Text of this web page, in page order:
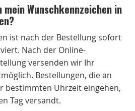
Wunschkennzeichen in
ist nach der Bestellung sofort
Nach der Online-
versenden wir Ihr
Bestellungen, die an
bestimmten Uhrzeit eingehen,
Tag versandt.